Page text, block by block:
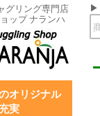
グリング専門店
ップ ナランハ
オリジナル
実